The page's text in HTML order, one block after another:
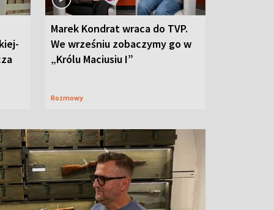
Marek Kondrat wraca do TVP.
We wrześniu zobaczymy go w
„Królu Maciusiu I”
Rozmowy